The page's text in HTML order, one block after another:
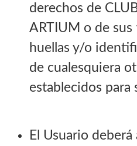
derechos de
ARTIUM o de sus
huellas y/o
de cualesquiera
establecidos
El Usuario